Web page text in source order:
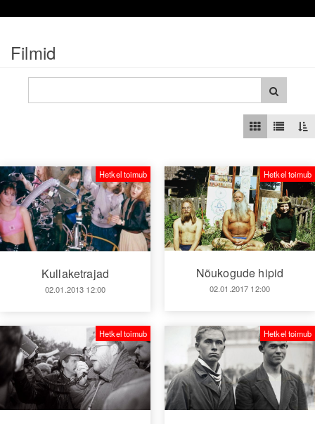
Filmid
Kullaketrajad
02.01.2013 12:00
Hetkel toimub
Nõukogude hipid
02.01.2017 12:00
Hetkel toimub
Hetkel toimub Hetkel toimub